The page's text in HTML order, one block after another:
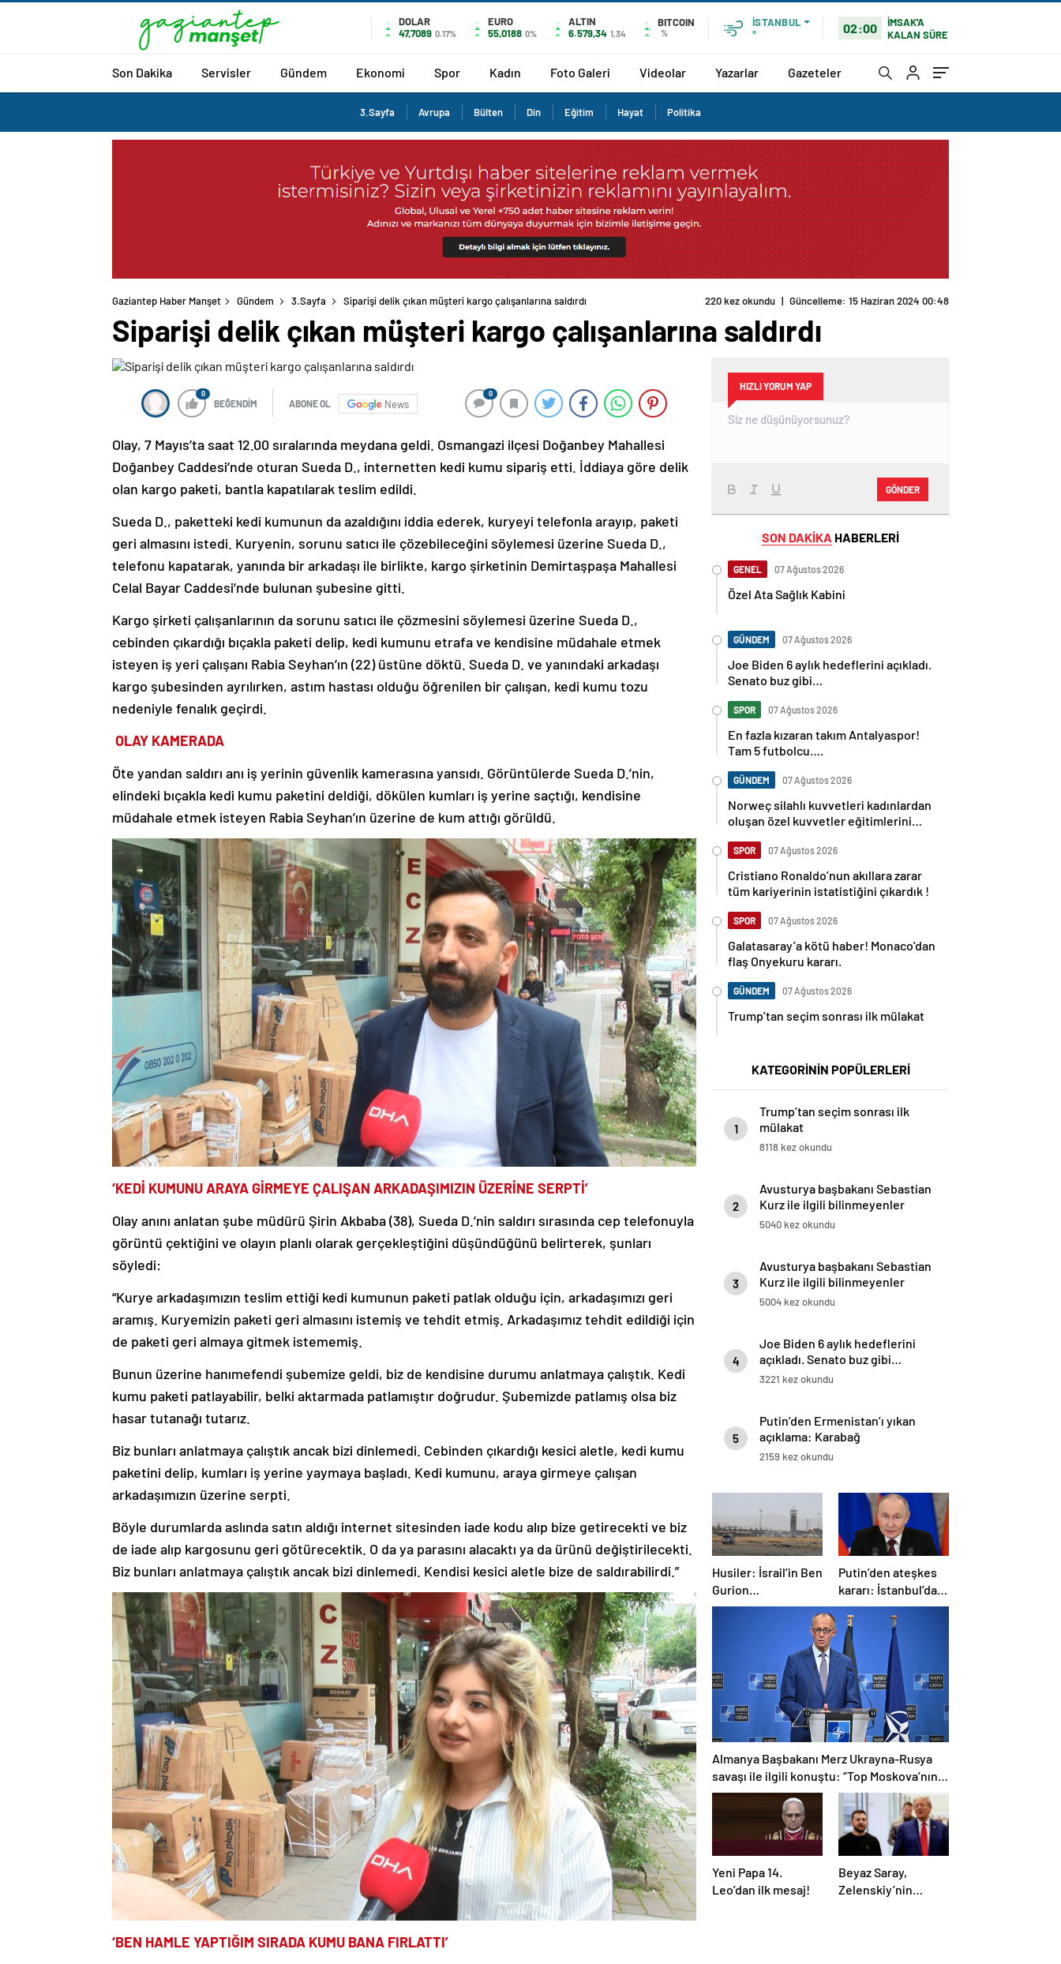
DOLAR
47,7089 0.17%
EURO
55,0188 0%
ALTIN
6.579,34 1,34
BITCOIN
%
İSTANBUL
°
02:00
İMSAK'A
KALAN SÜRE
Son Dakika Servisler Gündem Ekonomi Spor Kadın Foto Galeri Videolar Yazarlar Gazeteler
3.Sayfa Avrupa Bülten Din Eğitim Hayat Politika
Gaziantep Haber Manşet Gündem 3.Sayfa Siparişi delik çıkan müşteri kargo çalışanlarına saldırdı 220 kez okundu | Güncelleme: 15 Haziran 2024 00:48
Siparişi delik çıkan müşteri kargo çalışanlarına saldırdı
0
BEĞENDİM ABONE OL News
0
Olay, 7 Mayıs’ta saat 12.00 sıralarında meydana geldi. Osmangazi ilçesi Doğanbey Mahallesi
Doğanbey Caddesi’nde oturan Sueda D., internetten kedi kumu sipariş etti. İddiaya göre delik
olan kargo paketi, bantla kapatılarak teslim edildi.
Sueda D., paketteki kedi kumunun da azaldığını iddia ederek, kuryeyi telefonla arayıp, paketi
geri almasını istedi. Kuryenin, sorunu satıcı ile çözebileceğini söylemesi üzerine Sueda D.,
telefonu kapatarak, yanında bir arkadaşı ile birlikte, kargo şirketinin Demirtaşpaşa Mahallesi
Celal Bayar Caddesi’nde bulunan şubesine gitti.
Kargo şirketi çalışanlarının da sorunu satıcı ile çözmesini söylemesi üzerine Sueda D.,
cebinden çıkardığı bıçakla paketi delip, kedi kumunu etrafa ve kendisine müdahale etmek
isteyen iş yeri çalışanı Rabia Seyhan’ın (22) üstüne döktü. Sueda D. ve yanındaki arkadaşı
kargo şubesinden ayrılırken, astım hastası olduğu öğrenilen bir çalışan, kedi kumu tozu
nedeniyle fenalık geçirdi.
OLAY KAMERADA
Öte yandan saldırı anı iş yerinin güvenlik kamerasına yansıdı. Görüntülerde Sueda D.’nin,
elindeki bıçakla kedi kumu paketini deldiği, dökülen kumları iş yerine saçtığı, kendisine
müdahale etmek isteyen Rabia Seyhan’ın üzerine de kum attığı görüldü.
‘KEDİ KUMUNU ARAYA GİRMEYE ÇALIŞAN ARKADAŞIMIZIN ÜZERİNE SERPTİ’
Olay anını anlatan şube müdürü Şirin Akbaba (38), Sueda D.’nin saldırı sırasında cep telefonuyla
görüntü çektiğini ve olayın planlı olarak gerçekleştiğini düşündüğünü belirterek, şunları
söyledi:
“Kurye arkadaşımızın teslim ettiği kedi kumunun paketi patlak olduğu için, arkadaşımızı geri
aramış. Kuryemizin paketi geri almasını istemiş ve tehdit etmiş. Arkadaşımız tehdit edildiği için
de paketi geri almaya gitmek istememiş.
Bunun üzerine hanımefendi şubemize geldi, biz de kendisine durumu anlatmaya çalıştık. Kedi
kumu paketi patlayabilir, belki aktarmada patlamıştır doğrudur. Şubemizde patlamış olsa biz
hasar tutanağı tutarız.
Biz bunları anlatmaya çalıştık ancak bizi dinlemedi. Cebinden çıkardığı kesici aletle, kedi kumu
paketini delip, kumları iş yerine yaymaya başladı. Kedi kumunu, araya girmeye çalışan
arkadaşımızın üzerine serpti.
Böyle durumlarda aslında satın aldığı internet sitesinden iade kodu alıp bize getirecekti ve biz
de iade alıp kargosunu geri götürecektik. O da ya parasını alacaktı ya da ürünü değiştirilecekti.
Biz bunları anlatmaya çalıştık ancak bizi dinlemedi. Kendisi kesici aletle bize de saldırabilirdi.”
‘BEN HAMLE YAPTIĞIM SIRADA KUMU BANA FIRLATTI’
HIZLI YORUM YAP
GÖNDER
SON DAKİKA HABERLERİ
GENEL 07 Ağustos 2026
Özel Ata Sağlık Kabini
GÜNDEM 07 Ağustos 2026
Joe Biden 6 aylık hedeflerini açıkladı.
Senato buz gibi…
SPOR 07 Ağustos 2026
En fazla kızaran takım Antalyaspor!
Tam 5 futbolcu….
GÜNDEM 07 Ağustos 2026
Norweç silahlı kuvvetleri kadınlardan
oluşan özel kuvvetler eğitimlerini
SPOR 07 Ağustos 2026
Cristiano Ronaldo’nun akıllara zarar
tüm kariyerinin istatistiğini çıkardık !
SPOR 07 Ağustos 2026
Galatasaray’a kötü haber! Monaco’dan
flaş Onyekuru kararı.
GÜNDEM 07 Ağustos 2026
Trump’tan seçim sonrası ilk mülakat
KATEGORİNİN POPÜLERLERİ
1
Trump’tan seçim sonrası ilk
mülakat
8118 kez okundu
2
Avusturya başbakanı Sebastian
Kurz ile ilgili bilinmeyenler
5040 kez okundu
3
Avusturya başbakanı Sebastian
Kurz ile ilgili bilinmeyenler
5004 kez okundu
4
Joe Biden 6 aylık hedeflerini
açıkladı. Senato buz gibi…
3221 kez okundu
5
Putin’den Ermenistan’ı yıkan
açıklama: Karabağ
Azerbaycan’ın ayrılmaz bir
2159 kez okundu
Husiler: İsrail’in Ben
Gurion
Havalimanı’nı
hipersonik füzeyle
Putin’den ateşkes
kararı: İstanbul’da
görüşmelere
başlamayı
öneriyoruz
Almanya Başbakanı Merz Ukrayna-Rusya
savaşı ile ilgili konuştu: “Top Moskova’nın
sahasında”
Yeni Papa 14.
Leo’dan ilk mesaj!
Beyaz Saray,
Zelenskiy’nin